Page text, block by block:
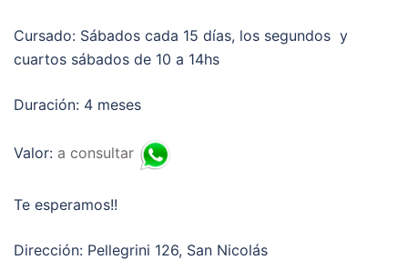
Cursado: Sábados cada 15 días, los segundos y
cuartos sábados de 10 a 14hs
Duración: 4 meses
Valor: a consultar
Te esperamos!!
Dirección: Pellegrini 126, San Nicolás